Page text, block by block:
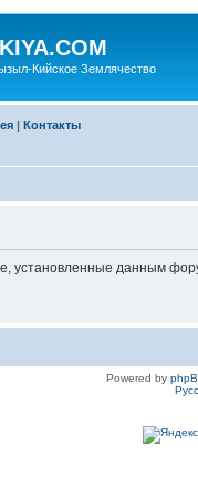
Кийское Землячество
| Контакты
установленные данным
Powered by